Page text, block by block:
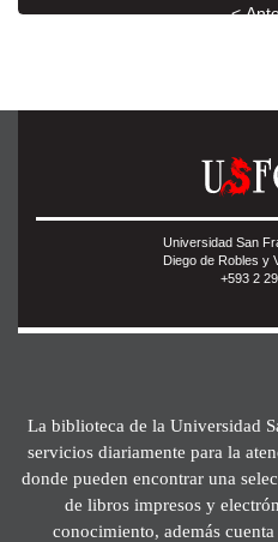
<
Universidad San
Diego de Robles y
+593 2
La biblioteca de la Universidad
servicios diariamente para la
donde pueden encontrar una
de libros impresos y
conocimiento, además